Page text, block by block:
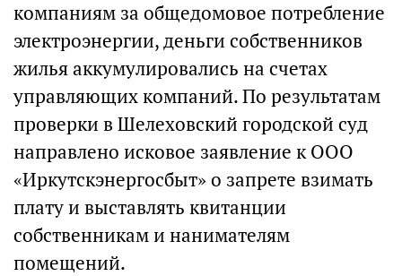
компаниям за общедомовое потребление
электроэнергии, деньги собственников
жилья аккумулировались на счетах
управляющих компаний. По результатам
проверки в Шелеховский городской суд
направлено исковое заявление к ООО
«Иркутскэнергосбыт» о запрете взимать
плату и выставлять квитанции
собственникам и нанимателям
помещений.